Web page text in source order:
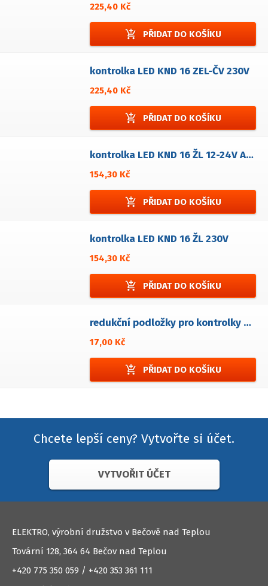
225,40 Kč
add_shopping_cart PŘIDAT DO KOŠÍKU
kontrolka LED KND 16 ZEL-ČV 230V
225,40 Kč
add_shopping_cart PŘIDAT DO KOŠÍKU
kontrolka LED KND 16 ŽL 12-24V AC/DC
154,30 Kč
add_shopping_cart PŘIDAT DO KOŠÍKU
kontrolka LED KND 16 ŽL 230V
154,30 Kč
add_shopping_cart PŘIDAT DO KOŠÍKU
redukční podložky pro kontrolky LED - 2ks
17,00 Kč
add_shopping_cart PŘIDAT DO KOŠÍKU
Chcete lepší ceny? Vytvořte si účet.
VYTVOŘIT ÚČET
ELEKTRO, výrobní družstvo v Bečově nad Teplou
Tovární 128, 364 64 Bečov nad Teplou
+420 775 350 059 / +420 353 361 111